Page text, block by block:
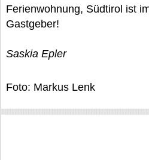
Ferienwohnung, Südtirol ist
Gastgeber!
Saskia Epler
Foto: Markus Lenk